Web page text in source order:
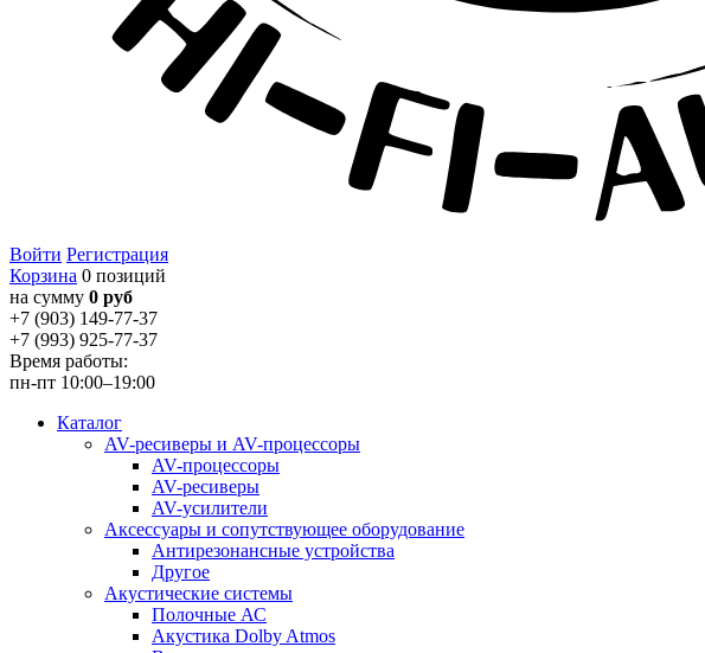
Войти Регистрация
Корзина 0 позиций
на сумму 0 руб
+7 (903) 149-77-37
+7 (993) 925-77-37
Время работы:
пн-пт 10:00–19:00
Каталог
AV-ресиверы и AV-процессоры
AV-процессоры
AV-ресиверы
AV-усилители
Аксессуары и сопутствующее оборудование
Антирезонансные устройства
Другое
Акустические системы
Полочные АС
Акустика Dolby Atmos